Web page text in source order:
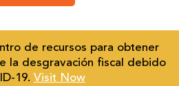
de recursos para obtener
la desgravación fiscal debido
19. Visit Now